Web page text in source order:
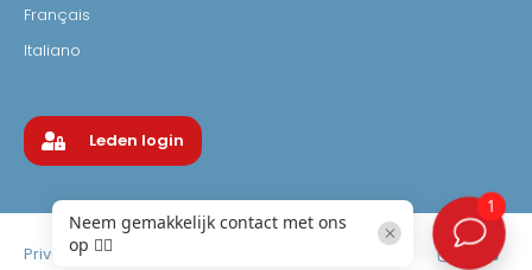
Français
Italiano
Leden login
Privacyverklaring